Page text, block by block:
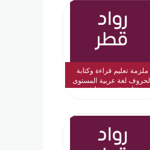
ملزمة تعليم قراءة وكتابة
الحروف لغة عربية المستوى